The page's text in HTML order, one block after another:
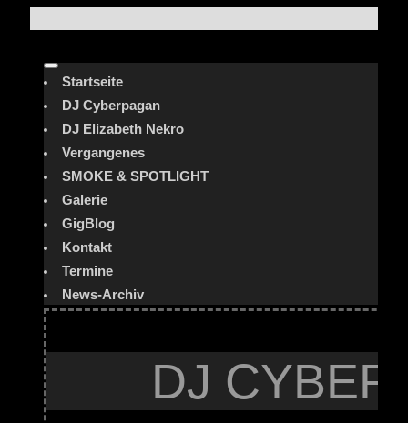
Startseite
DJ Cyberpagan
DJ Elizabeth Nekro
Vergangenes
SMOKE & SPOTLIGHT
Galerie
GigBlog
Kontakt
Termine
News-Archiv
DJ